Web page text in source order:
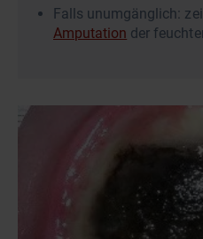
Falls unumgänglich:
Amputation der